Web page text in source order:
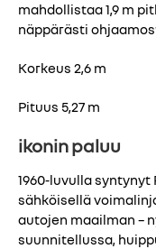
mahdollistaa 1,9 m
näppärästi
Korkeus 2,6 m
Pituus 5,27 m
ikonin paluu
1960-luvulla
sähköisellä
autojen maailman –
suunnitellussa,